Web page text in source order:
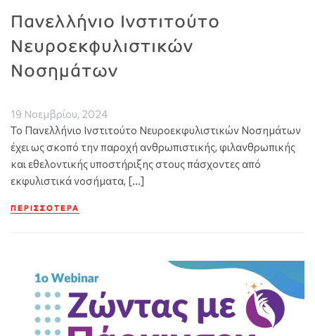
Πανελλήνιο Ινστιτούτο
Νευροεκφυλιστικών
Νοσημάτων
19 Νοεμβρίου, 2024
Το Πανελλήνιο Ινστιτούτο Νευροεκφυλιστικών Νοσημάτων
έχει ως σκοπό την παροχή ανθρωπιστικής, φιλανθρωπικής
και εθελοντικής υποστήριξης στους πάσχοντες από
εκφυλιστικά νοσήματα, […]
ΠΕΡΙΣΣΌΤΕΡΑ